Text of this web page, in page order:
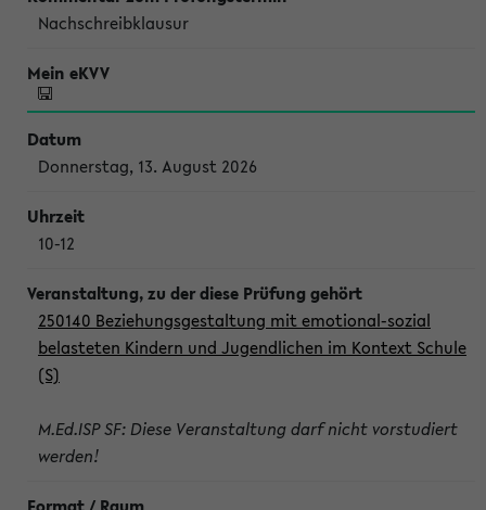
Nachschreibklausur
Donnerstag, 13. August 2026
10-12
250140 Beziehungsgestaltung mit emotional-sozial
belasteten Kindern und Jugendlichen im Kontext Schule
(S)
M.Ed.ISP SF: Diese Veranstaltung darf nicht vorstudiert
werden!